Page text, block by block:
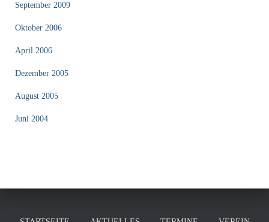
September 2009
Oktober 2006
April 2006
Dezember 2005
August 2005
Juni 2004